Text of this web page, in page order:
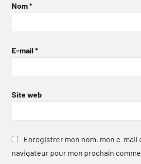
Nom*
E-mail *
Site web
Enregistrer mon nom, mon e-mail
navigateur pour mon prochain